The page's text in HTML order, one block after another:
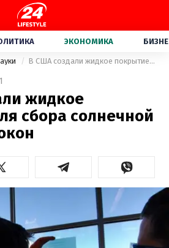
ЭКОНОМИКА
В США создали жидкое покрытие для сбора солнечной энергии со окон
1
жидкое
сбора солнечной